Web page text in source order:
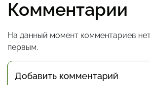
Комментарии
На данный момент комментариев
первым.
Добавить комментарий